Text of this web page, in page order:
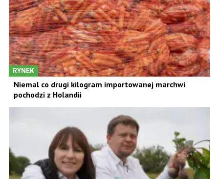
RYNEK
Niemal co drugi kilogram importowanej marchwi
pochodzi z Holandii